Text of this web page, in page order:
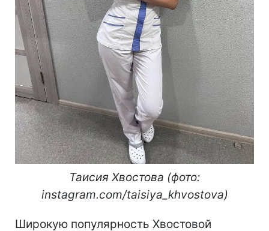
Таисия Хвостова (фото:
instagram.com/taisiya_khvostova)
Широкую популярность Хвостовой